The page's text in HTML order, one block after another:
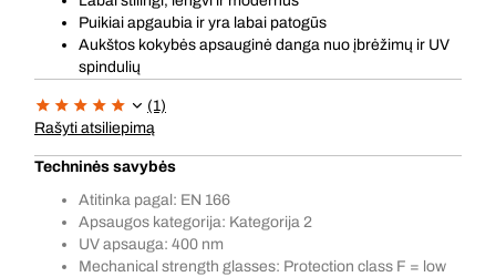
Puikiai apgaubia ir yra labai patogūs
Aukštos kokybės apsauginė danga nuo įbrėžimų ir UV
spindulių
(1)
Rašyti atsiliepimą
Techninės savybės
Atitinka pagal: EN 166
Apsaugos kategorija: Kategorija 2
UV apsauga: 400 nm
Mechanical strength glasses: Protection class F = low